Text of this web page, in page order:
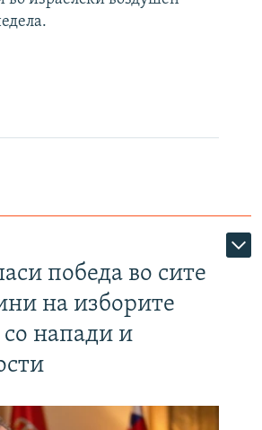
победа во сите
на изборите
напади и